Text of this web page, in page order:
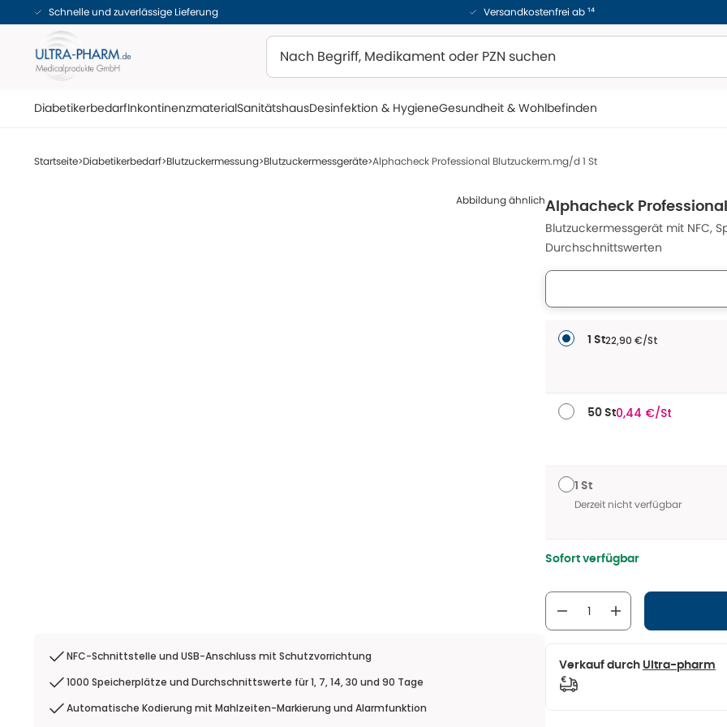
Schnelle und zuverlässige Lieferung Versandkostenfrei ab ¹⁴
DiabetikerbedarfInkontinenzmaterialSanitätshausDesinfektion & HygieneGesundheit & Wohlbefinden
Startseite Diabetikerbedarf Blutzuckermessung Blutzuckermessgeräte Alphacheck Professional Blutzuckerm.mg/d 1 St
Abbildung ähnlich
NFC-Schnittstelle und USB-Anschluss mit Schutzvorrichtung
1000 Speicherplätze und Durchschnittswerte für 1, 7, 14, 30 und 90 Tage
Automatische Kodierung mit Mahlzeiten-Markierung und Alarmfunktion
Alphacheck
Blutzuckermessgerät mit NFC,
Durchschnittswerten
1 St22,90 €/St
50 St0,44 €/St
1 St
Derzeit nicht verfügbar
Sofort verfügbar
Verkauf durch Ultra-pharm